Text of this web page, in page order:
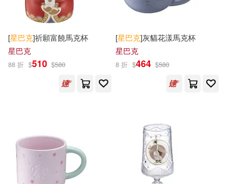
[星巴克]祈願富饒馬克杯
星巴克
88 折 $510 $580
[星巴克]灰貓花漾馬克杯
星巴克
8 折 $464 $580